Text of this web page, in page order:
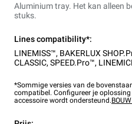
Aluminium tray. Het kan alleen
stuks.
Lines compatibility*:
LINEMISS™, BAKERLUX
CLASSIC, SPEED.Pro™,
*Sommige versies van de
compatibel. Configureer je
accessoire wordt ondersteund.